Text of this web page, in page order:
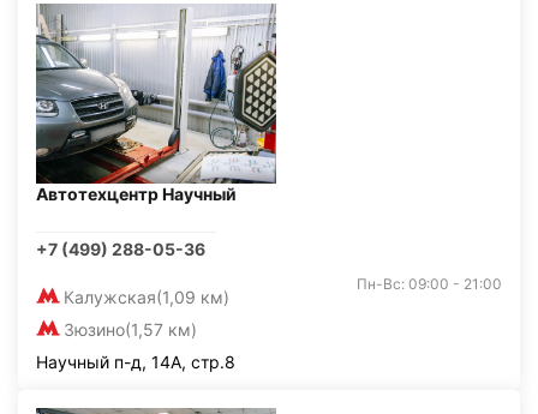
Автотехцентр Научный
+7 (499) 288-05-36
Калужская(1,09 км)
Зюзино(1,57 км)
Пн-Вс: 09:00 - 21:00
Научный п-д, 14А, стр.8